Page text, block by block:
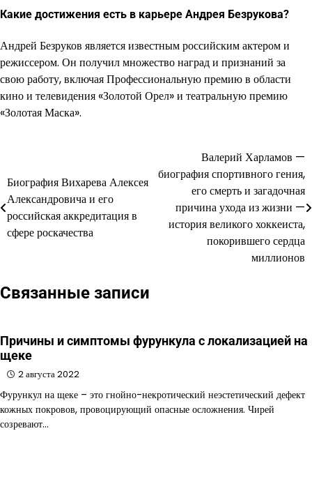
Какие достижения есть в карьере Андрея Безрукова?
Андрей Безруков является известным российским актером и
режиссером. Он получил множество наград и признаний за
свою работу, включая Профессиональную премию в области
кино и телевидения «Золотой Орел» и театральную премию
«Золотая Маска».
по
записям
Биография Вихарева Алексея
Александровича и его
российская аккредитация в
сфере роскачества
Валерий Харламов —
биография спортивного гения,
его смерть и загадочная
причина ухода из жизни —
история великого хоккеиста,
покорившего сердца
миллионов
Связанные записи
Причины и симптомы фурункула с локализацией на
щеке
2 августа 2022
Фурункул на щеке – это гнойно-некротический неэстетический дефект
кожных покровов, провоцирующий опасные осложнения. Чирей
созревают…